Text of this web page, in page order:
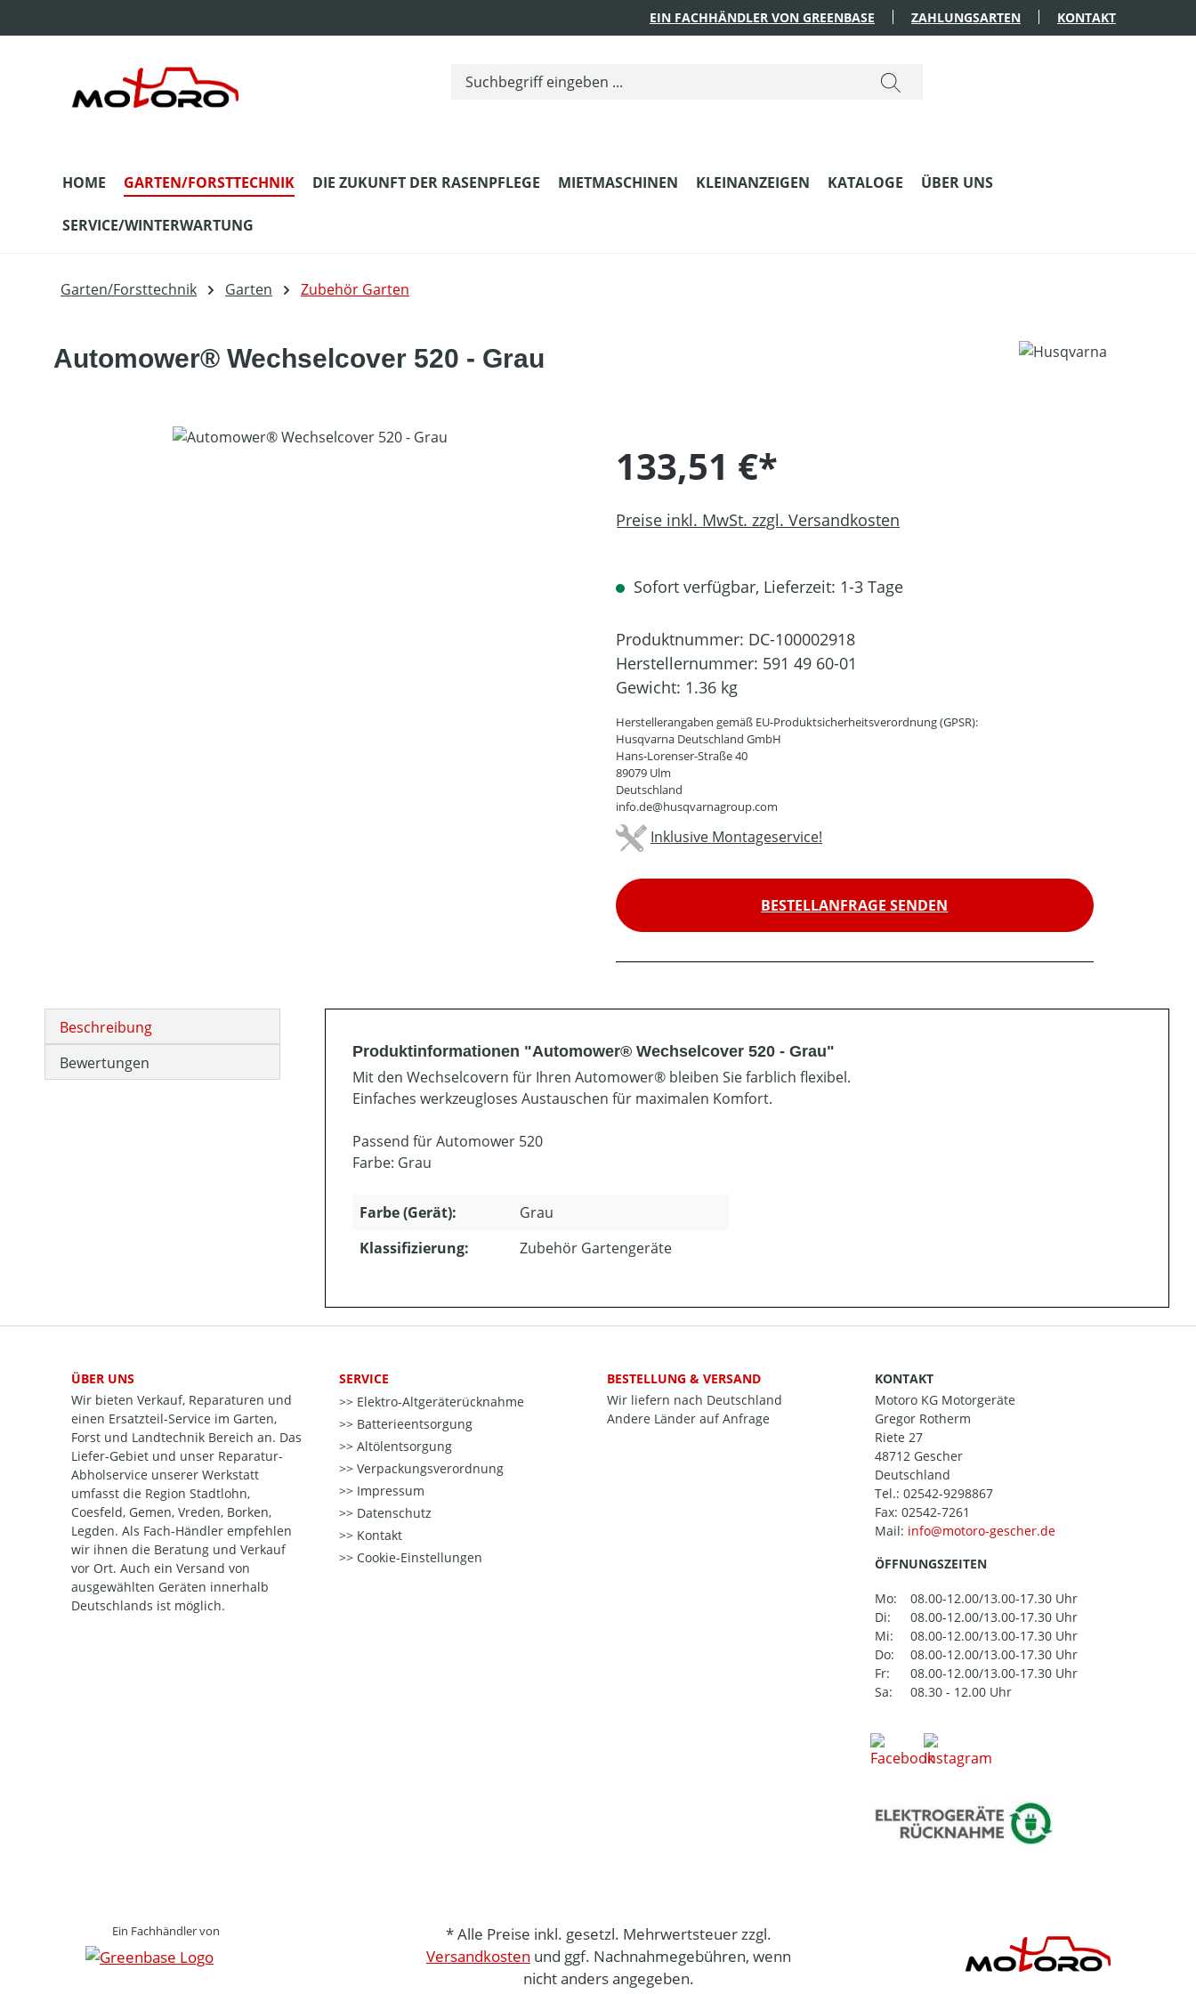
EIN FACHHÄNDLER VON GREENBASE ZAHLUNGSARTEN KONTAKT
HOME GARTEN/FORSTTECHNIK DIE ZUKUNFT DER RASENPFLEGE MIETMASCHINEN KLEINANZEIGEN KATALOGE ÜBER UNS
SERVICE/WINTERWARTUNG
Garten/Forsttechnik Garten Zubehör Garten
Automower® Wechselcover 520 - Grau
Bildergalerie überspringen
133,51 €*
Preise inkl. MwSt. zzgl. Versandkosten
Sofort verfügbar, Lieferzeit: 1-3 Tage
Produktnummer: DC-100002918
Herstellernummer: 591 49 60-01
Gewicht: 1.36 kg
Herstellerangaben gemäß EU-Produktsicherheitsverordnung (GPSR):
Husqvarna Deutschland GmbH
Hans-Lorenser-Straße 40
89079 Ulm
Deutschland
info.de@husqvarnagroup.com
Inklusive Montageservice!
BESTELLANFRAGE SENDEN
Beschreibung
Bewertungen
Produktinformationen "Automower® Wechselcover 520 - Grau"
Mit den Wechselcovern für Ihren Automower® bleiben Sie farblich flexibel.
Einfaches werkzeugloses Austauschen für maximalen Komfort.
Passend für Automower 520
Farbe: Grau
Farbe (Gerät):
Grau
Klassifizierung:
Zubehör Gartengeräte
ÜBER UNS
Wir bieten Verkauf, Reparaturen und
einen Ersatzteil-Service im Garten,
Forst und Landtechnik Bereich an. Das
Liefer-Gebiet und unser Reparatur-
Abholservice unserer Werkstatt
umfasst die Region Stadtlohn,
Coesfeld, Gemen, Vreden, Borken,
Legden. Als Fach-Händler empfehlen
wir ihnen die Beratung und Verkauf
vor Ort. Auch ein Versand von
ausgewählten Geräten innerhalb
Deutschlands ist möglich.
SERVICE
Elektro-Altgeräterücknahme
Batterieentsorgung
Altölentsorgung
Verpackungsverordnung
Impressum
Datenschutz
Kontakt
Cookie-Einstellungen
BESTELLUNG & VERSAND
Wir liefern nach Deutschland
Andere Länder auf Anfrage
KONTAKT
Motoro KG Motorgeräte
Gregor Rotherm
Riete 27
48712 Gescher
Deutschland
Tel.: 02542-9298867
Fax: 02542-7261
Mail:
ÖFFNUNGSZEITEN
Mo:
08.00-12.00/13.00-17.30 Uhr
Di:
08.00-12.00/13.00-17.30 Uhr
Mi:
08.00-12.00/13.00-17.30 Uhr
Do:
08.00-12.00/13.00-17.30 Uhr
Fr:
08.00-12.00/13.00-17.30 Uhr
Sa:
08.30 - 12.00 Uhr
Ein Fachhändler von
* Alle Preise inkl. gesetzl. Mehrwertsteuer zzgl.
Versandkosten und ggf. Nachnahmegebühren, wenn
nicht anders angegeben.